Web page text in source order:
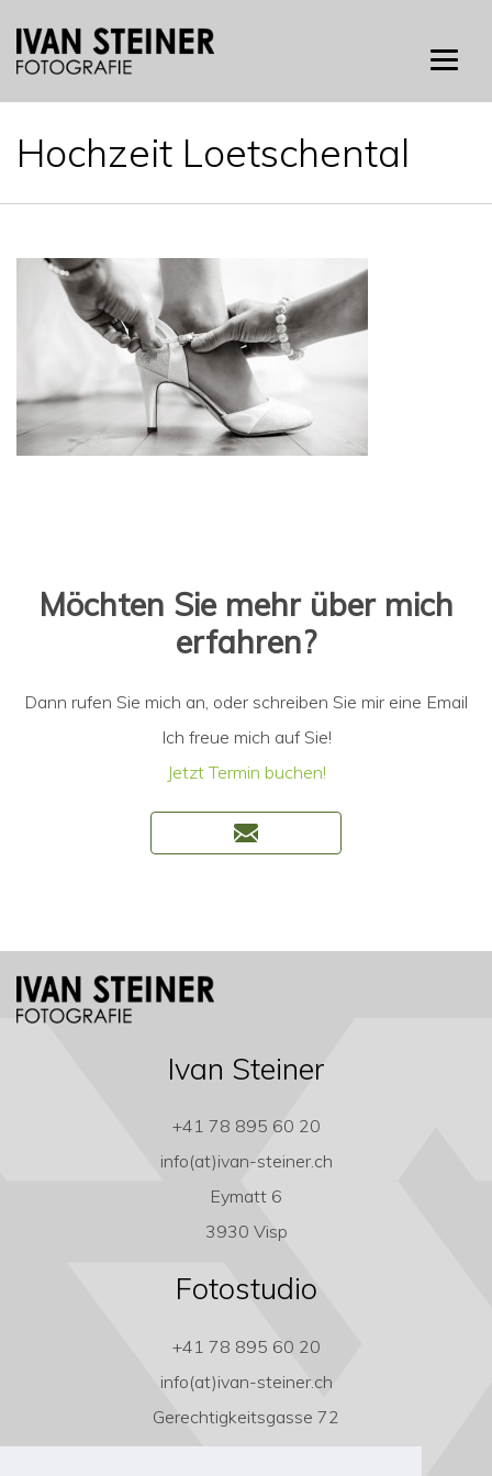
Hochzeit Loetschental
Möchten Sie mehr über mich
erfahren?
Dann rufen Sie mich an, oder schreiben Sie mir eine Email
Ich freue mich auf Sie!
Jetzt Termin buchen!
Ivan Steiner
+41 78 895 60 20
info(at)ivan-steiner.ch
Eymatt 6
3930 Visp
Fotostudio
+41 78 895 60 20
info(at)ivan-steiner.ch
Gerechtigkeitsgasse 72
3011 Bern